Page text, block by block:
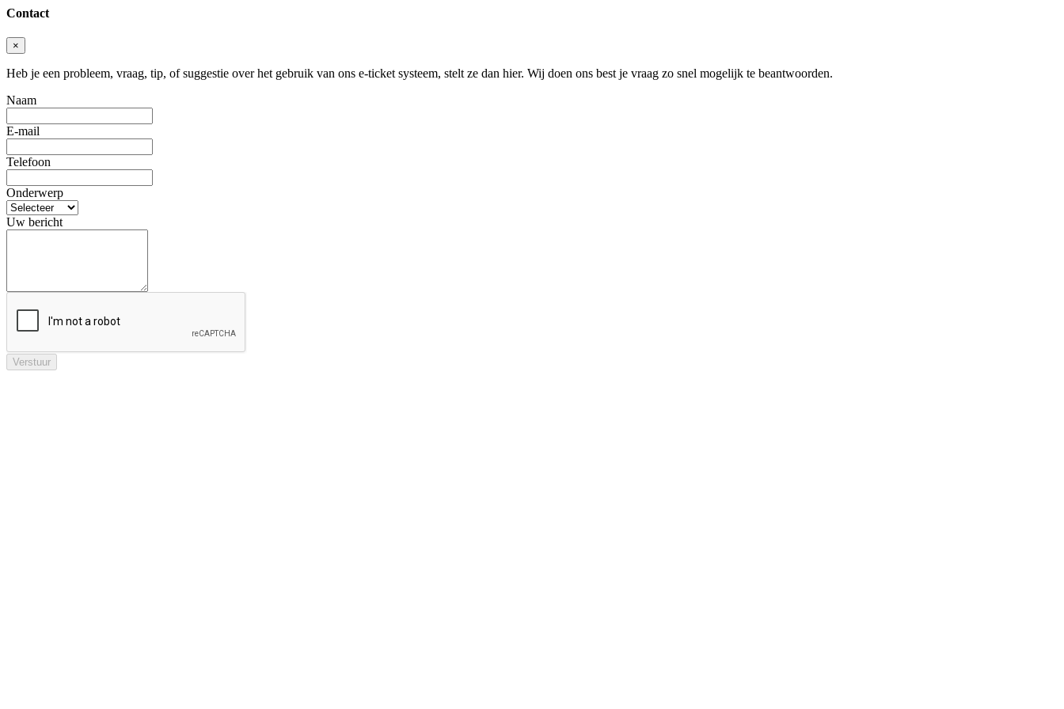
Contact
×
Heb je een probleem, vraag, tip, of suggestie over het gebruik van ons e-ticket systeem, stelt ze dan hier. Wij doen ons best je vraag zo snel mogelijk te beantwoorden.
Naam
E-mail
Telefoon
Onderwerp
Uw bericht